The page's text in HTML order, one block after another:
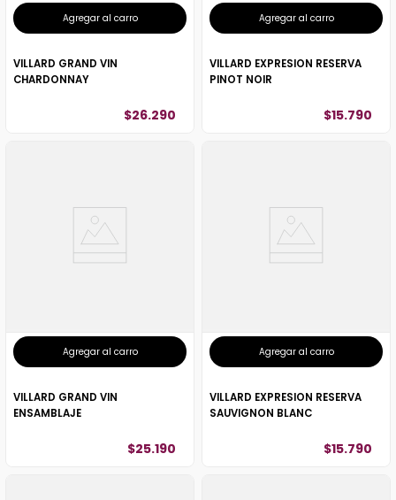
Agregar al carro
VILLARD GRAND VIN
CHARDONNAY
$26.290
Agregar al carro
VILLARD EXPRESION RESERVA
PINOT NOIR
$15.790
Agregar al carro
VILLARD GRAND VIN
ENSAMBLAJE
$25.190
Agregar al carro
VILLARD EXPRESION RESERVA
SAUVIGNON BLANC
$15.790